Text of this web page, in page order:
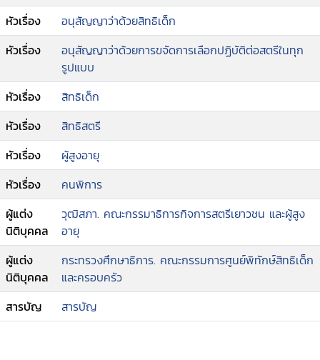
หัวเรื่อง
อนุสัญญาว่าด้วยสิทธิเด็ก
หัวเรื่อง
อนุสัญญาว่าด้วยการขจัดการเลือกปฏิบัติต่อสตรีในทุก
รูปแบบ
หัวเรื่อง
สิทธิเด็ก
หัวเรื่อง
สิทธิสตรี
หัวเรื่อง
ผู้สูงอายุ
หัวเรื่อง
คนพิการ
ผู้แต่ง
นิติบุคคล
วุฒิสภา. คณะกรรมาธิการกิจการสตรีเยาวชน และผู้สูง
อายุ
ผู้แต่ง
นิติบุคคล
กระทรวงศึกษาธิการ. คณะกรรมการศูนย์พิทักษ์สิทธิเด็ก
และครอบครัว
สารบัญ
สารบัญ